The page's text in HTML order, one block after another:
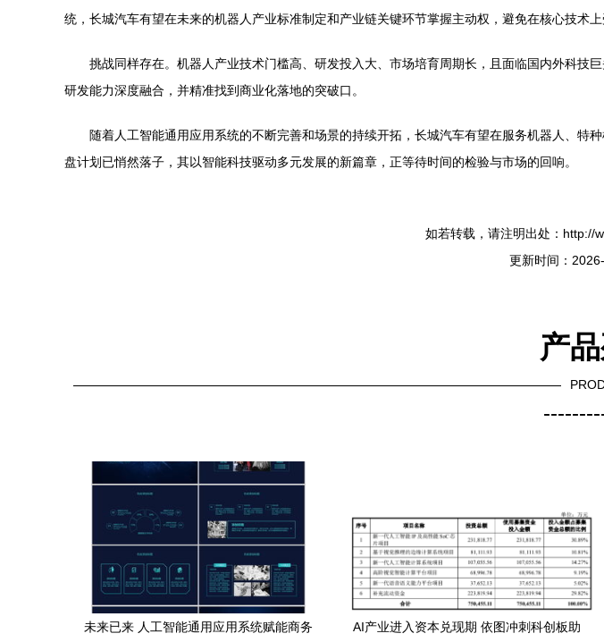
统，长城汽车有望在未来的机器人产业标准制定和产业链关键环节掌握主动权，避免在核心技术上
挑战同样存在。机器人产业技术门槛高、研发投入大、市场培育周期长，且面临国内外科技
研发能力深度融合，并精准找到商业化落地的突破口。
随着人工智能通用应用系统的不断完善和场景的持续开拓，长城汽车有望在服务机器人、
盘计划已悄然落子，其以智能科技驱动多元发展的新篇章，正等待时间的检验与市场的回响。
如若转载，请注明出处：http://
更新时间：
产
未来已来 人工智能通用应用系统赋能商务
AI产业进入资本兑现期 依图冲刺科创板助